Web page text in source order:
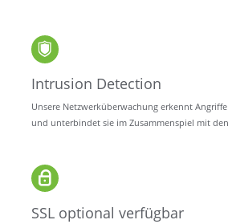
Intrusion Detection
Unsere Netzwerküberwachung erkennt
und unterbindet sie im Zusammenspiel mit
SSL optional verfügbar